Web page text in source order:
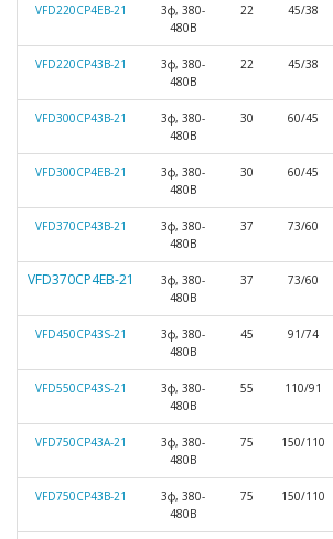
VFD220CP4EB-21
3ф, 380-
480В
22 45/38
VFD220CP43B-21
3ф, 380-
480В
22 45/38
VFD300CP43B-21
3ф, 380-
480В
30 60/45
VFD300CP4EB-21
3ф, 380-
480В
30 60/45
VFD370CP43B-21
3ф, 380-
480В
37 73/60
VFD370CP4EB-21
3ф, 380-
480В
37 73/60
VFD450CP43S-21
3ф, 380-
480В
45 91/74
VFD550CP43S-21
3ф, 380-
480В
55 110/91
VFD750CP43A-21
3ф, 380-
480В
75 150/110
VFD750CP43B-21
3ф, 380-
480В
75 150/110